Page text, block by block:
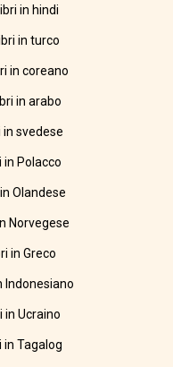
in hindi
in turco
in coreano
in arabo
in svedese
in Polacco
Olandese
Norvegese
in Greco
Indonesiano
in Ucraino
in Tagalog